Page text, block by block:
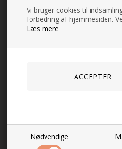
Vi bruger cookies til
forbedring af hjemmesiden.
Læs mere
Nødvendige